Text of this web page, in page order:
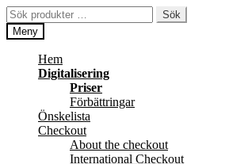
Hoppa
till
navigering
Hoppa
till
innehåll
Sök
efter:
Sök
Meny
Hem
Digitalisering
Priser
Förbättringar
Önskelista
Checkout
About the checkout
International Checkout